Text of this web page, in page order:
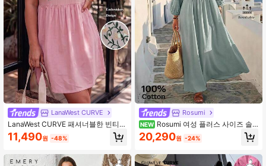
LanaWest CURVE
LanaWest CURVE 패셔너블한 빈티지
러플 엣지 자수 라운드 넥 숏 핑크 플
러스 사이즈 드레스
11,490원 -48%
Rosumi
NEW Rosumi 여성 플러스 사이즈 솔
리드 컬러 플리츠 캐주얼 파티 긴팔 드
레스
20,290원 -24%